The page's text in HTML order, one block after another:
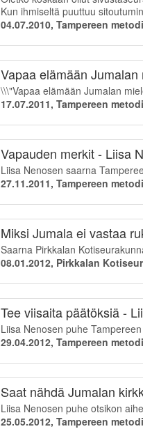
Kun ihmiseltä puuttuu
04.07.2010, Tampereen
Vapaa elämään
\\\"Vapaa elämään Jumalan
17.07.2011, Tampereen
Vapauden merkit - Liisa
Liisa Nenosen saarna
27.11.2011, Tampereen
Miksi Jumala ei vastaa
Saarna Pirkkalan
08.01.2012, Pirkkalan
Tee viisaita päätöksiä -
Liisa Nenosen puhe
29.04.2012, Tampereen
Saat nähdä Jumalan
Liisa Nenosen puhe otsikon
25.05.2012, Tampereen